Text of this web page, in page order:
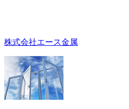
株式会社エース金属